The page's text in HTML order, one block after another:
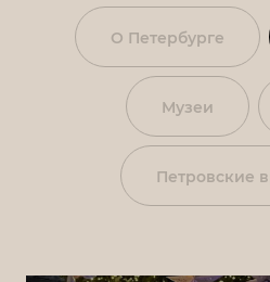
О Петербурге
Mузеи
Петровские